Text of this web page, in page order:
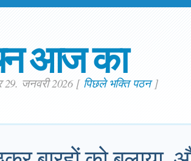
आज का
29. जनवरी 2026 [ पिछले भक्ति पठन]